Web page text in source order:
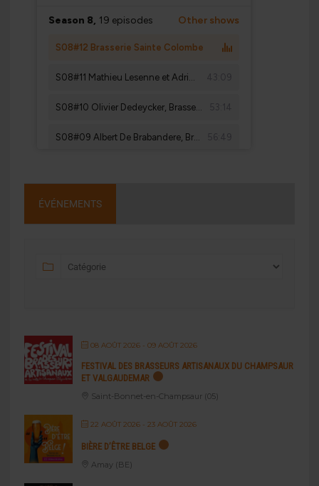
ÉVÉNEMENTS
08 AOÛT 2026- 09 AOÛT 2026
FESTIVAL DES BRASSEURS ARTISANAUX DU CHAMPSAUR
ET VALGAUDEMAR
Saint-Bonnet-en-Champsaur (05)
22 AOÛT 2026- 23 AOÛT 2026
BIÈRE D’ÊTRE BELGE
Amay (BE)